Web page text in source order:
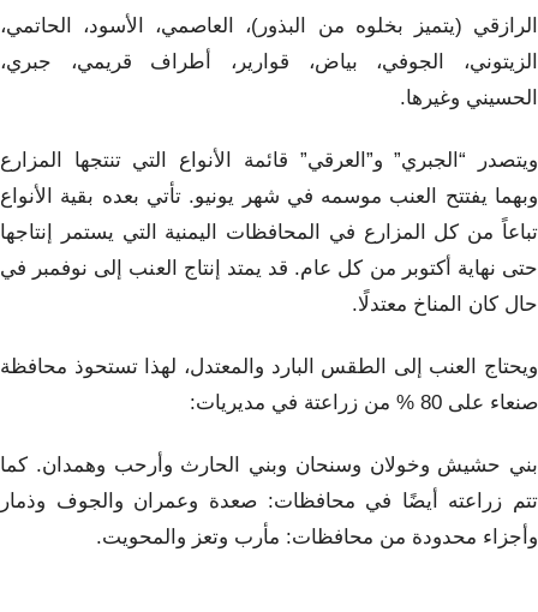
الرازقي (يتميز بخلوه من البذور)، العاصمي، الأسود، الحاتمي،
الزيتوني، الجوفي، بياض، قوارير، أطراف قريمي، جبري،
الحسيني وغيرها.
ويتصدر “الجبري” و”العرقي” قائمة الأنواع التي تنتجها المزارع
وبهما يفتتح العنب موسمه في شهر يونيو. تأتي بعده بقية الأنواع
تباعاً من كل المزارع في المحافظات اليمنية التي يستمر إنتاجها
حتى نهاية أكتوبر من كل عام. قد يمتد إنتاج العنب إلى نوفمبر في
حال كان المناخ معتدلًا.
ويحتاج العنب إلى الطقس البارد والمعتدل، لهذا تستحوذ محافظة
صنعاء على 80 % من زراعتة في مديريات:
بني حشيش وخولان وسنحان وبني الحارث وأرحب وهمدان. كما
تتم زراعته أيضًا في محافظات: صعدة وعمران والجوف وذمار
وأجزاء محدودة من محافظات: مأرب وتعز والمحويت.